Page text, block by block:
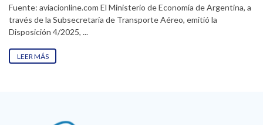
Fuente: aviacionline.com El Ministerio de Economía de Argentina, a
través de la Subsecretaría de Transporte Aéreo, emitió la
Disposición 4/2025, ...
LEER MÁS